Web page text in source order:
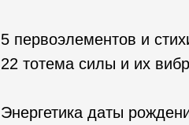
5 первоэлементов и
22 тотема силы и их
Энергетика даты